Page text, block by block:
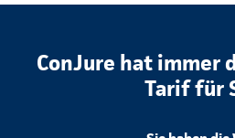
ConJure hat immer
Tarif für